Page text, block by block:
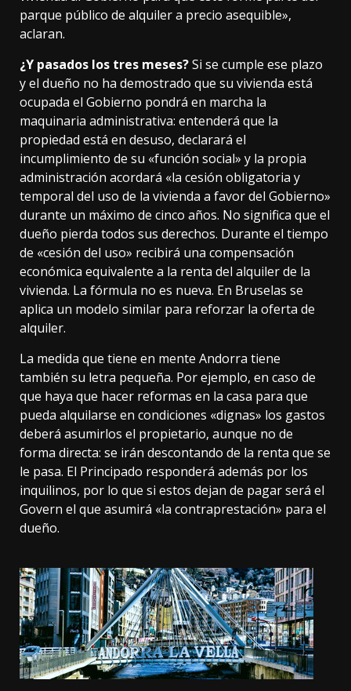
parque público de alquiler a precio asequible»,
aclaran.
¿Y pasados los tres meses?Si se cumple ese plazo
y el dueño no ha demostrado que su vivienda está
ocupada el Gobierno pondrá en marcha la
maquinaria administrativa: entenderá que la
propiedad está en desuso, declarará el
incumplimiento de su «función social» y la propia
administración acordará «la cesión obligatoria y
temporal del uso de la vivienda a favor del Gobierno»
durante un máximo de cinco años. No significa que el
dueño pierda todos sus derechos. Durante el tiempo
de «cesión del uso» recibirá una compensación
económica equivalente a la renta del alquiler de la
vivienda. La fórmula no es nueva. En Bruselas se
aplica un modelo similar para reforzar la oferta de
alquiler.
La medida que tiene en mente Andorra tiene
también su letra pequeña. Por ejemplo, en caso de
que haya que hacer reformas en la casa para que
pueda alquilarse en condiciones «dignas» los gastos
deberá asumirlos el propietario, aunque no de
forma directa: se irán descontando de la renta que se
le pasa. El Principado responderá además por los
inquilinos, por lo que si estos dejan de pagar será el
Govern el que asumirá «la contraprestación» para el
dueño.